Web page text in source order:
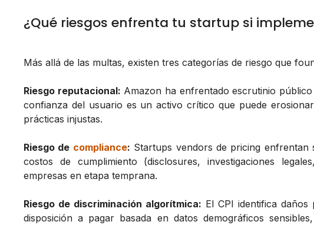
¿Qué riesgos enfrenta tu startup si
Más allá de las multas, existen tres categorías de riesgo que
Riesgo reputacional: Amazon ha enfrentado escrutinio
confianza del usuario es un activo crítico que puede
prácticas injustas.
Riesgo de compliance: Startups vendors de pricing enfrentan
costos de cumplimiento (disclosures, investigaciones
empresas en etapa temprana.
Riesgo de discriminación algorítmica: El CPI identifica
disposición a pagar basada en datos demográficos